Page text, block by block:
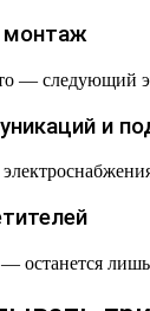
монтаж
— следующий
и
— останется